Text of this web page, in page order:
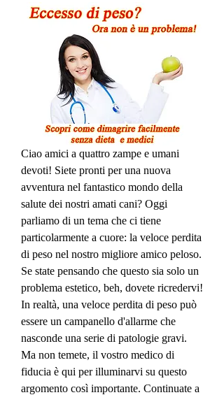
Ciao amici a quattro zampe e umani
devoti! Siete pronti per una nuova
avventura nel fantastico mondo della
salute dei nostri amati cani? Oggi
parliamo di un tema che ci tiene
particolarmente a cuore: la veloce perdita
di peso nel nostro migliore amico peloso.
Se state pensando che questo sia solo un
problema estetico, beh, dovete ricredervi!
In realtà, una veloce perdita di peso può
essere un campanello d'allarme che
nasconde una serie di patologie gravi.
Ma non temete, il vostro medico di
fiducia è qui per illuminarvi su questo
argomento così importante. Continuate a